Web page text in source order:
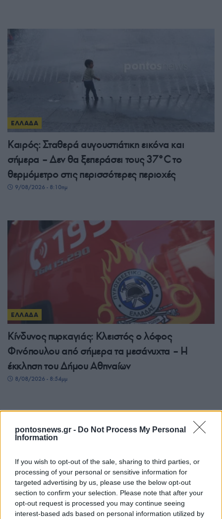
pontosnews.gr - Do Not Process My Personal
Information
If you wish to opt-out of the sale, sharing to third parties, or
processing of your personal or sensitive information for
targeted advertising by us, please use the below opt-out
section to confirm your selection. Please note that after your
opt-out request is processed you may continue seeing
interest-based ads based on personal information utilized by
ΕΛΛΑΔΑ
Καιρός: Σταθερά αυγουστιάτικη εικόνα και
σήμερα – Δεν θα ξεπεράσει τους 37°C το
θερμόμετρο στις περισσότερες περιοχές
9/08/2026 - 8:10πμ
ΕΛΛΑΔΑ
Κίνδυνος πυρκαγιάς: Κλειστός ο λόφος
Φινόπουλου από σήμερα τα μεσάνυχτα – Η
έκκληση του Δήμου Αθηναίων
8/08/2026 - 8:54μμ
ΕΛΛΑΔΑ